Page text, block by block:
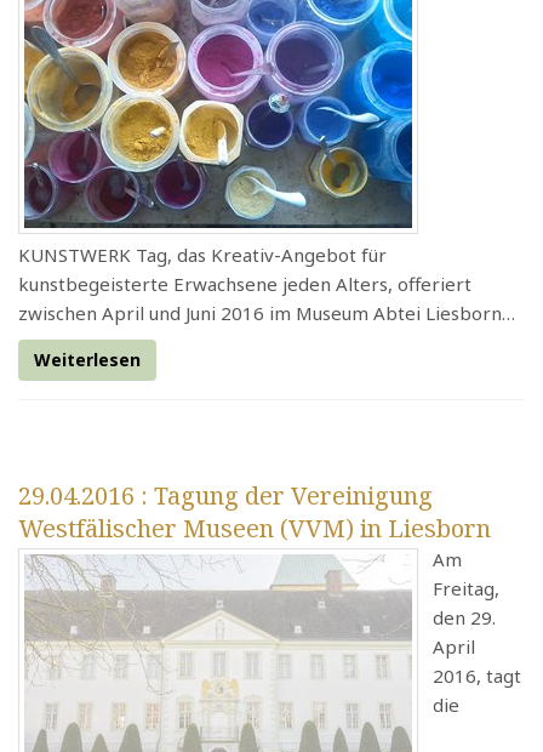
KUNSTWERK Tag, das Kreativ-Angebot für
kunstbegeisterte Erwachsene jeden Alters, offeriert
zwischen April und Juni 2016 im Museum Abtei Liesborn…
Weiterlesen
29.04.2016 : Tagung der Vereinigung
Westfälischer Museen (VVM) in Liesborn
Am
Freitag,
den 29.
April
2016, tagt
die